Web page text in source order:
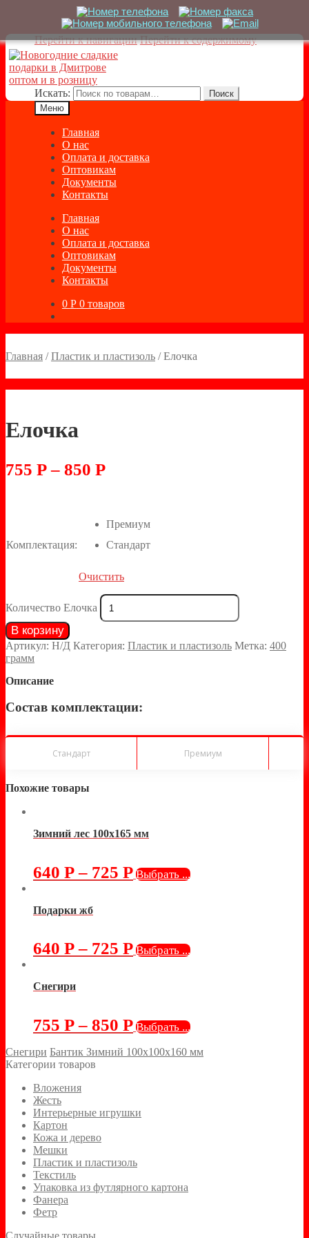
Перейти к навигации Перейти к содержимому
Искать:
Поиск
Меню
Главная
О нас
Оплата и доставка
Оптовикам
Документы
Контакты
Главная
О нас
Оплата и доставка
Оптовикам
Документы
Контакты
0 Р 0 товаров
Главная /Пластик и пластизоль /Елочка
Елочка
755 Р– 850 Р
Комплектация:
Премиум
Стандарт
Очистить
Количество Елочка
В корзину
Артикул: Н/Д Категория: Пластик и пластизоль Метка: 400
грамм
Описание
Состав комплектации:
Стандарт Премиум
Похожие товары
Зимний лес 100х165 мм
640 Р– 725 Р Выбрать ...
Подарки жб
640 Р– 725 Р Выбрать ...
Снегири
755 Р– 850 Р Выбрать ...
Снегири Бантик Зимний 100х100х160 мм
Категории товаров
Вложения
Жесть
Интерьерные игрушки
Картон
Кожа и дерево
Мешки
Пластик и пластизоль
Текстиль
Упаковка из футлярного картона
Фанера
Фетр
Случайные товары